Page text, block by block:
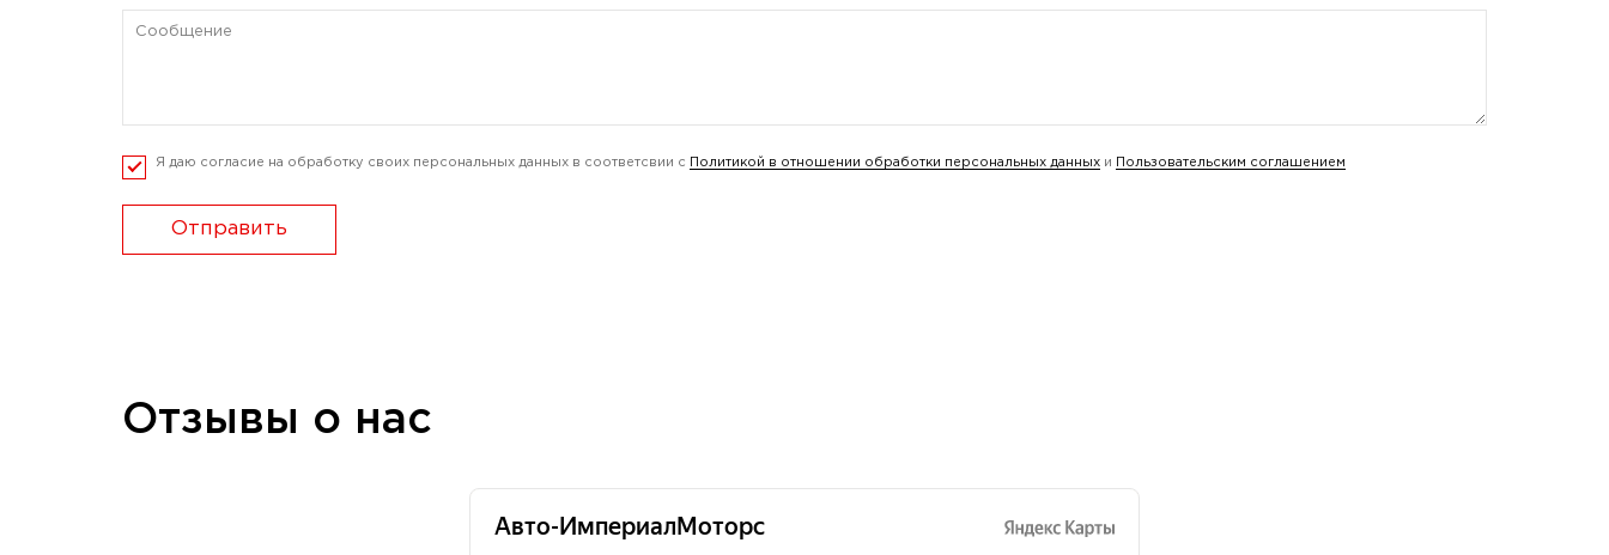
Я даю согласие на обработку своих персональных данных в соответсвии с Политикой в отношении обработки персональных данных и Пользовательским соглашением
Отправить
Отзывы о нас